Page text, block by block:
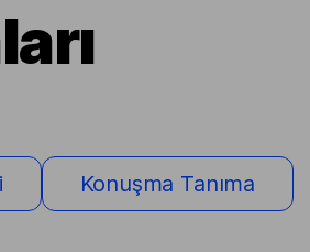
Konuşma Tanıma